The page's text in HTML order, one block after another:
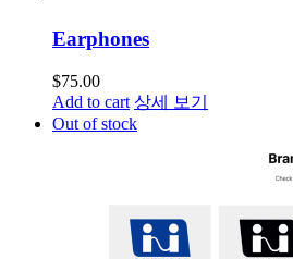
Earphones
$75.00
Add to cart 상세 보기
Out of stock